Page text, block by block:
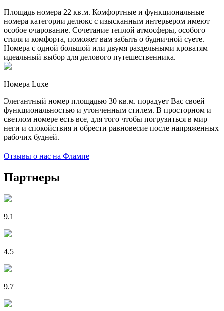
Площадь номера 22 кв.м. Комфортные и функциональные
номера категории делюкс с изысканным интерьером имеют
особое очарование. Сочетание теплой атмосферы, особого
стиля и комфорта, поможет вам забыть о будничной суете.
Номера с одной большой или двумя раздельными кроватям —
идеальный выбор для делового путешественника.
Номера Luxe
Элегантный номер площадью 30 кв.м. порадует Вас своей
функциональностью и утонченным стилем. В просторном и
светлом номере есть все, для того чтобы погрузиться в мир
неги и спокойствия и обрести равновесие после напряженных
рабочих будней.
Отзывы о нас на Флампе
Партнеры
9.1
4.5
9.7